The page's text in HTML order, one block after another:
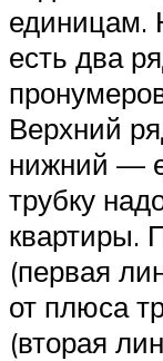
единицам.
есть два
Верхний
нижний —
трубку
квартиры.
(первая
от плюса
(вторая